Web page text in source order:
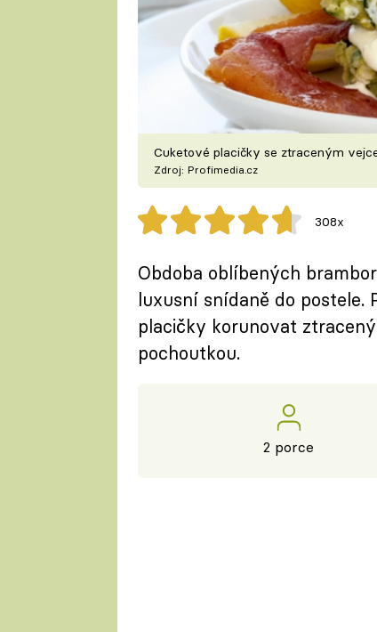
Cuketové placičky se ztraceným
Zdroj: Profimedia.cz
308x
Obdoba oblíbených
luxusní snídaně do
placičky korunovat
pochoutkou.
2 porce